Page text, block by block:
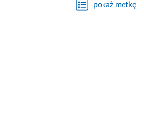
pokaż metkę